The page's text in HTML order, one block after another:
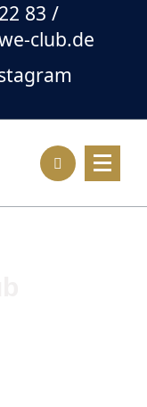
83 /
club.de